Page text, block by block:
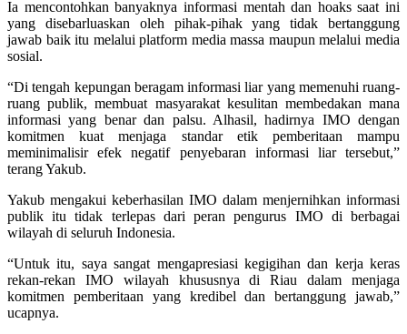
Ia mencontohkan banyaknya informasi mentah dan hoaks saat ini
yang disebarluaskan oleh pihak-pihak yang tidak bertanggung
jawab baik itu melalui platform media massa maupun melalui media
sosial.
“Di tengah kepungan beragam informasi liar yang memenuhi ruang-
ruang publik, membuat masyarakat kesulitan membedakan mana
informasi yang benar dan palsu. Alhasil, hadirnya IMO dengan
komitmen kuat menjaga standar etik pemberitaan mampu
meminimalisir efek negatif penyebaran informasi liar tersebut,”
terang Yakub.
Yakub mengakui keberhasilan IMO dalam menjernihkan informasi
publik itu tidak terlepas dari peran pengurus IMO di berbagai
wilayah di seluruh Indonesia.
“Untuk itu, saya sangat mengapresiasi kegigihan dan kerja keras
rekan-rekan IMO wilayah khususnya di Riau dalam menjaga
komitmen pemberitaan yang kredibel dan bertanggung jawab,”
ucapnya.